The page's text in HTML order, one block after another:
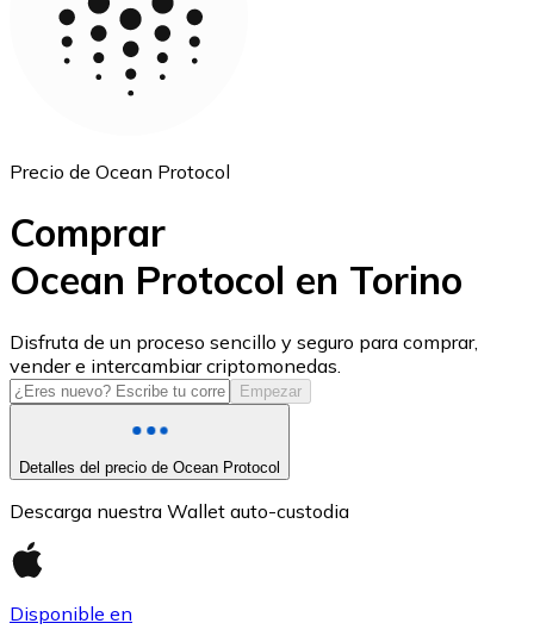
ETH
USD Coin
USDC
Precio de Ocean Protocol
Comprar
Ocean Protocol en Torino
Disfruta de un proceso sencillo y seguro para comprar,
vender e intercambiar criptomonedas.
Empezar
Detalles del precio de Ocean Protocol
Descarga nuestra Wallet auto-custodia
Disponible en